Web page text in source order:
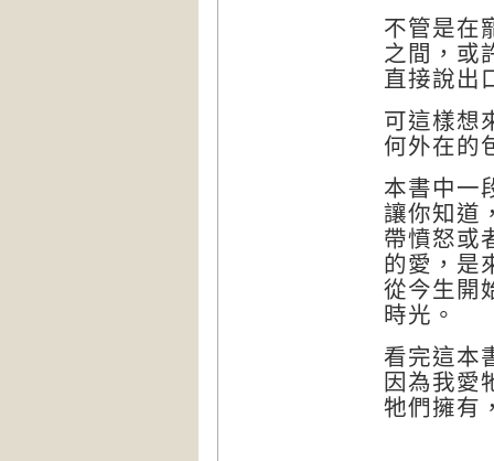
不管是在
之間，或
直接說出
可這樣想
何外在的
本書中一
讓你知道
帶憤怒或
的愛，是
從今生開
時光。
看完這本
因為我愛
牠們擁有